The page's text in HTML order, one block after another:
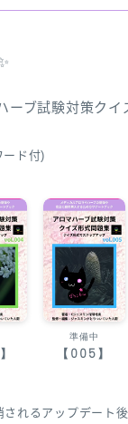
ーブ試験対策クイ
ード付)
準備中
【005】
れるアップデート